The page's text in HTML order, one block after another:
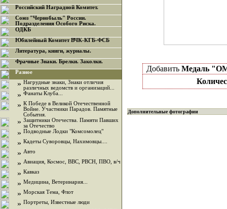
Российский Наградной Комитет.
Союз "Чернобыль" России.
Подразделения Особого Риска.
ОДКБ
Юбилейный Комитет ВЧК-КГБ-ФСБ
Литература, книги, журналы.
Фрачные Знаки. Брелки. Заколки.
Разное
» Нагрудные знаки, Знаки отличия
различных ведомств и организаций...
» Фанаты Клуба...
» К Победе в Великой Отечественной
Войне. Участники Парадов. Памятные
События.
» Защитники Отечества. Памяти Павших
за Отечество
» Подводные Лодки "Комсомолец"
» Кадеты Суворовцы, Нахимовцы....
» Авто
» Авиация, Космос, ВВС, РВСН, ПВО, в/ч
» Кавказ
» Медицина, Ветеринария...
» Морская Тема, Флот
» Портреты, Известные люди
Добавить Медаль
Дополнительные фотографии